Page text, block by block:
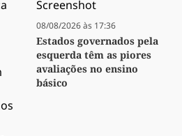
08/08/2026 às 17:36
Estados governados pela
esquerda têm as piores
avaliações no ensino
básico